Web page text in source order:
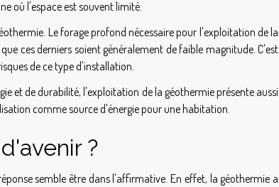
où l'espace est souvent limité.
Le forage profond nécessaire pour l'exploitation de la
ces derniers soient généralement de faible magnitude. C'est
de ce type d'installation.
et de durabilité, l'exploitation de la géothermie présente aussi
comme source d'énergie pour une habitation.
?
semble être dans l'affirmative. En effet, la géothermie a